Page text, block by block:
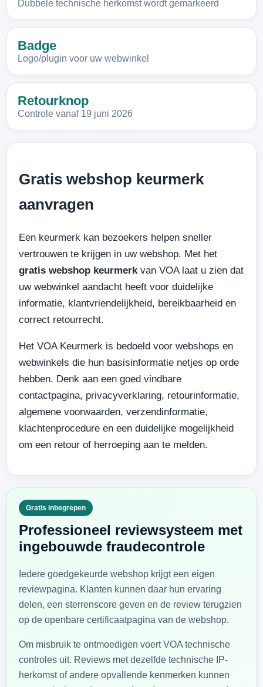
Dubbele technische herkomst wordt gemarkeerd
Badge
Logo/plugin voor uw webwinkel
Retourknop
Controle vanaf 19 juni 2026
Gratis webshop keurmerk
aanvragen
Een keurmerk kan bezoekers helpen sneller
vertrouwen te krijgen in uw webshop. Met het
gratis webshop keurmerkvan VOA laat u zien dat
uw webwinkel aandacht heeft voor duidelijke
informatie, klantvriendelijkheid, bereikbaarheid en
correct retourrecht.
Het VOA Keurmerk is bedoeld voor webshops en
webwinkels die hun basisinformatie netjes op orde
hebben. Denk aan een goed vindbare
contactpagina, privacyverklaring, retourinformatie,
algemene voorwaarden, verzendinformatie,
klachtenprocedure en een duidelijke mogelijkheid
om een retour of herroeping aan te melden.
Gratis inbegrepen
Professioneel reviewsysteem met
ingebouwde fraudecontrole
Iedere goedgekeurde webshop krijgt een eigen
reviewpagina. Klanten kunnen daar hun ervaring
delen, een sterrenscore geven en de review terugzien
op de openbare certificaatpagina van de webshop.
Om misbruik te ontmoedigen voert VOA technische
controles uit. Reviews met dezelfde technische IP-
herkomst of andere opvallende kenmerken kunnen